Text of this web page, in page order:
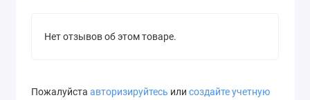
Нет отзывов об этом товаре.
Пожалуйста авторизируйтесь или создайте учетную